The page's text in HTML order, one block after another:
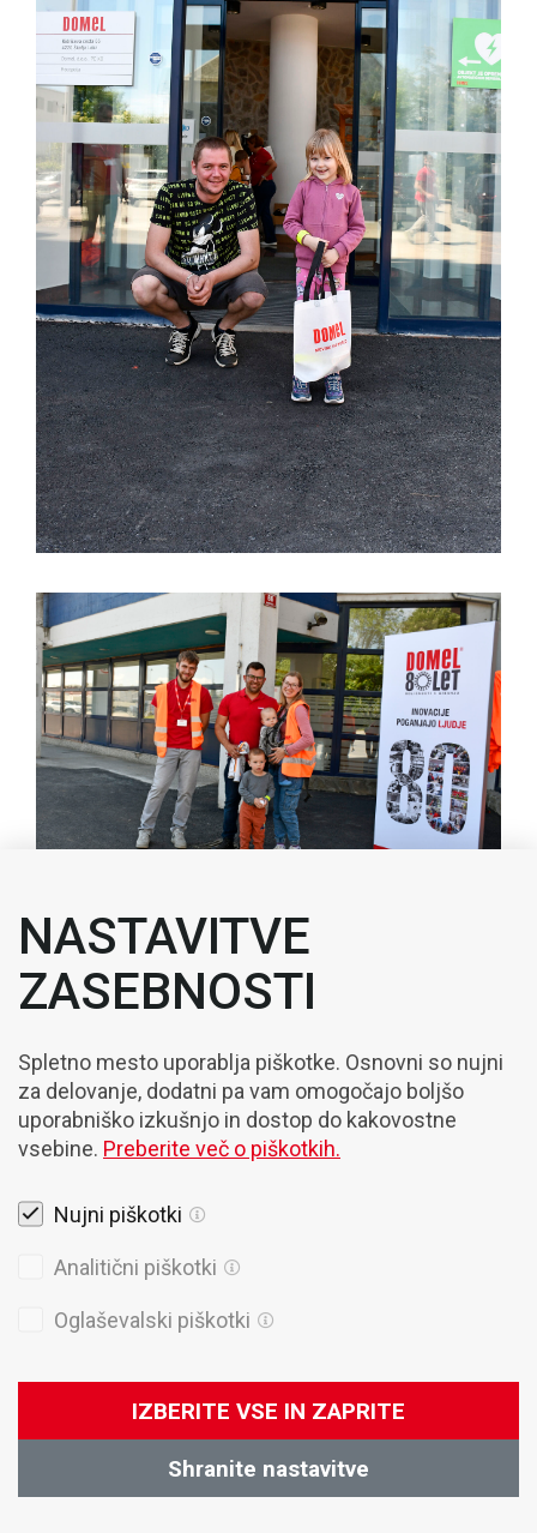
NASTAVITVE
ZASEBNOSTI
Spletno mesto uporablja piškotke. Osnovni so nujni
za delovanje, dodatni pa vam omogočajo boljšo
uporabniško izkušnjo in dostop do kakovostne
vsebine. Preberite več o piškotkih.
Nujni piškotki
Analitični piškotki
Oglaševalski piškotki
IZBERITE VSE IN ZAPRITE
Shranite nastavitve